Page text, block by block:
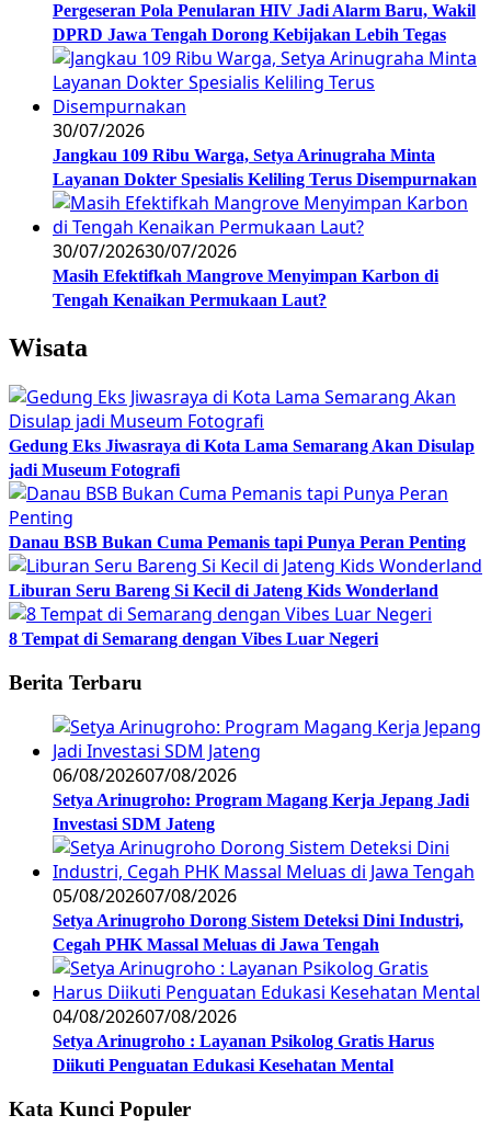
Pergeseran Pola Penularan HIV Jadi Alarm Baru, Wakil
DPRD Jawa Tengah Dorong Kebijakan Lebih Tegas
30/07/2026
Jangkau 109 Ribu Warga, Setya Arinugraha Minta
Layanan Dokter Spesialis Keliling Terus Disempurnakan
30/07/202630/07/2026
Masih Efektifkah Mangrove Menyimpan Karbon di
Tengah Kenaikan Permukaan Laut?
Wisata
Gedung Eks Jiwasraya di Kota Lama Semarang Akan Disulap
jadi Museum Fotografi
Danau BSB Bukan Cuma Pemanis tapi Punya Peran Penting
Liburan Seru Bareng Si Kecil di Jateng Kids Wonderland
8 Tempat di Semarang dengan Vibes Luar Negeri
Berita Terbaru
06/08/202607/08/2026
Setya Arinugroho: Program Magang Kerja Jepang Jadi
Investasi SDM Jateng
05/08/202607/08/2026
Setya Arinugroho Dorong Sistem Deteksi Dini Industri,
Cegah PHK Massal Meluas di Jawa Tengah
04/08/202607/08/2026
Setya Arinugroho : Layanan Psikolog Gratis Harus
Diikuti Penguatan Edukasi Kesehatan Mental
Kata Kunci Populer